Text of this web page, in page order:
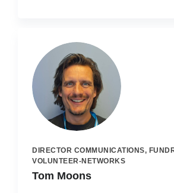
DIRECTOR COMMUNICATIONS,
VOLUNTEER-NETWORKS
Tom Moons